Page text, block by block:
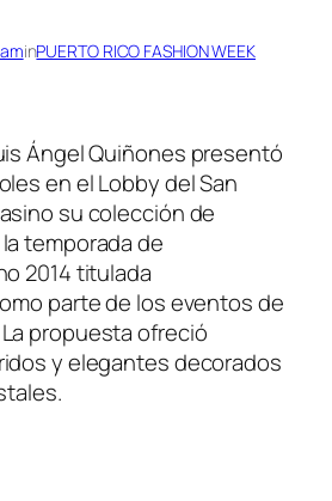
inPUERTO RICO FASHION WEEK
Ángel Quiñones presentó
en el Lobby del San
su colección de
temporada de
2014 titulada
parte de los eventos de
propuesta ofreció
y elegantes decorados